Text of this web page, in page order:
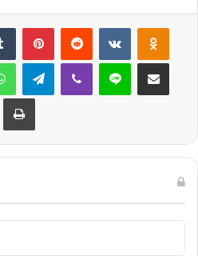
Tumblr PinterestReddit VKontakte
WhatsAppTelegramViber Line E-Posta ile
Yazdır